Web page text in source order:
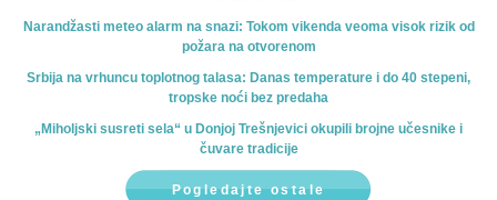
Narandžasti meteo alarm na snazi: Tokom vikenda veoma visok rizik od
požara na otvorenom
Srbija na vrhuncu toplotnog talasa: Danas temperature i do 40 stepeni,
tropske noći bez predaha
„Miholjski susreti sela“ u Donjoj Trešnjevici okupili brojne učesnike i
čuvare tradicije
Pogledajte ostale